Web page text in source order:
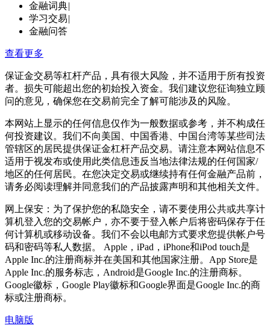
金融词典|
学习交易|
金融问答
查看更多
保证金交易等杠杆产品，具有很大风险，并不适用于所有投资
者。损失可能超出您的初始投入资金。我们建议您征询独立顾
问的意见，确保您在交易前完全了解可能涉及的风险。
本网站上显示的任何信息仅作为一般数据或参考，并不构成任
何投资建议。我们不向美国、中国香港、中国台湾等某些司法
管辖区的居民提供保证金杠杆产品交易。请注意本网站信息不
适用于视发布或使用此类信息违反当地法律法规的任何国家/
地区的任何居民。在您决定交易或继续持有任何金融产品前，
请务必阅读理解并同意我们的产品披露声明和其他相关文件。
网上保安：为了保护您的私隐安全，请不要使用公共或共享计
算机登入您的交易帐户，亦不要于登入帐户后将密码保存于任
何计算机或移动设备。我们不会以电邮方式要求您提供帐户号
码和密码等私人数据。 Apple，iPad，iPhone和iPod touch是
Apple Inc.的注册商标并在美国和其他国家注册。App Store是
Apple Inc.的服务标志，Android是Google Inc.的注册商标。
Google徽标，Google Play徽标和Google界面是Google Inc.的商
标或注册商标。
电脑版